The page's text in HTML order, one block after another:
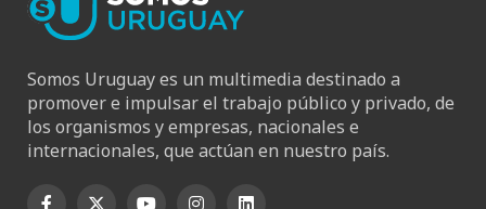
Somos Uruguay es un multimedia destinado a
promover e impulsar el trabajo público y privado, de
los organismos y empresas, nacionales e
internacionales, que actúan en nuestro país.